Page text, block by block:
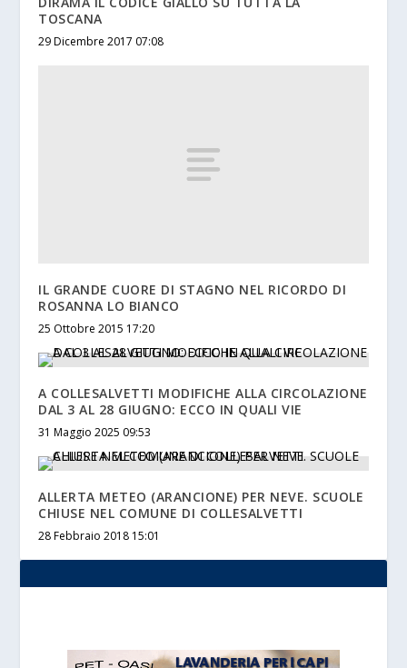
TOSCANA
29 Dicembre 2017 07:08
IL GRANDE CUORE DI STAGNO NEL RICORDO DI
ROSANNA LO BIANCO
25 Ottobre 2015 17:20
A COLLESALVETTI MODIFICHE ALLA CIRCOLAZIONE
DAL 3 AL 28 GIUGNO: ECCO IN QUALI VIE
31 Maggio 2025 09:53
ALLERTA METEO (ARANCIONE) PER NEVE. SCUOLE
CHIUSE NEL COMUNE DI COLLESALVETTI
28 Febbraio 2018 15:01